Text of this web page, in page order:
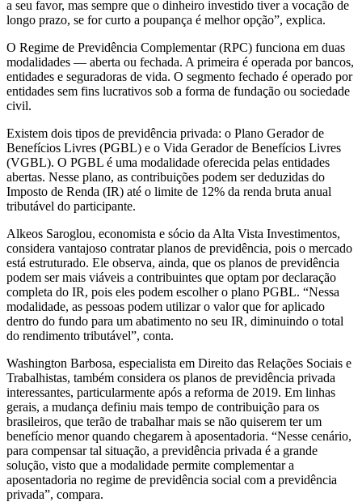
a seu favor, mas sempre que o dinheiro investido tiver a vocação de
longo prazo, se for curto a poupança é melhor opção”, explica.
O Regime de Previdência Complementar (RPC) funciona em duas
modalidades — aberta ou fechada. A primeira é operada por bancos,
entidades e seguradoras de vida. O segmento fechado é operado por
entidades sem fins lucrativos sob a forma de fundação ou sociedade
civil.
Existem dois tipos de previdência privada: o Plano Gerador de
Benefícios Livres (PGBL) e o Vida Gerador de Benefícios Livres
(VGBL). O PGBL é uma modalidade oferecida pelas entidades
abertas. Nesse plano, as contribuições podem ser deduzidas do
Imposto de Renda (IR) até o limite de 12% da renda bruta anual
tributável do participante.
Alkeos Saroglou, economista e sócio da Alta Vista Investimentos,
considera vantajoso contratar planos de previdência, pois o mercado
está estruturado. Ele observa, ainda, que os planos de previdência
podem ser mais viáveis a contribuintes que optam por declaração
completa do IR, pois eles podem escolher o plano PGBL. “Nessa
modalidade, as pessoas podem utilizar o valor que for aplicado
dentro do fundo para um abatimento no seu IR, diminuindo o total
do rendimento tributável”, conta.
Washington Barbosa, especialista em Direito das Relações Sociais e
Trabalhistas, também considera os planos de previdência privada
interessantes, particularmente após a reforma de 2019. Em linhas
gerais, a mudança definiu mais tempo de contribuição para os
brasileiros, que terão de trabalhar mais se não quiserem ter um
benefício menor quando chegarem à aposentadoria. “Nesse cenário,
para compensar tal situação, a previdência privada é a grande
solução, visto que a modalidade permite complementar a
aposentadoria no regime de previdência social com a previdência
privada”, compara.